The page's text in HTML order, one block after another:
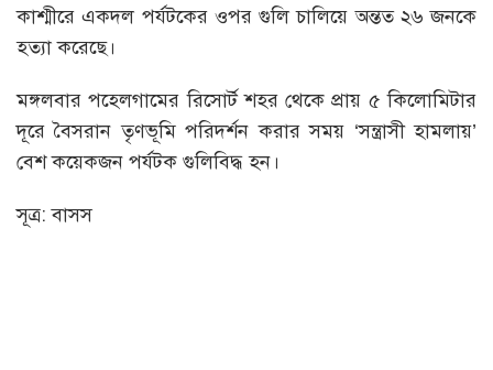
কাশ্মীরে একদল পর্যটকের ওপর গুলি চালিয়ে অন্তত ২৬ জনকে
হত্যা করেছে।
মঙ্গলবার পহেলগামের রিসোর্ট শহর থেকে প্রায় ৫ কিলোমিটার
দূরে বৈসরান তৃণভূমি পরিদর্শন করার সময় ‘সন্ত্রাসী হামলায়’
বেশ কয়েকজন পর্যটক গুলিবিদ্ধ হন।
সূত্র: বাসস